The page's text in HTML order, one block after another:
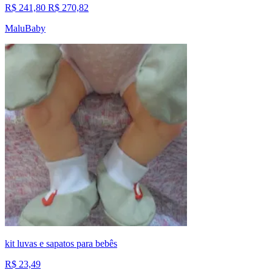
R$ 241,80 R$ 270,82
MaluBaby
kit luvas e sapatos para bebês
R$ 23,49